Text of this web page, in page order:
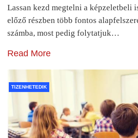
Lassan kezd megtelni a képzeletbeli
előző részben több fontos
számba, most pedig folytatjuk…
Read More
TIZENHETEDIK